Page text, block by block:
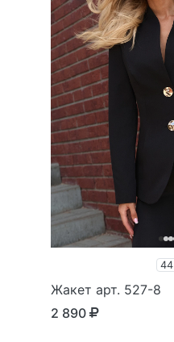
44
Жакет арт. 527-8
2 890